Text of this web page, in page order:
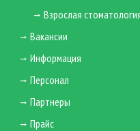
Взрослая
Вакансии
Информация
Персонал
Партнеры
Прайс